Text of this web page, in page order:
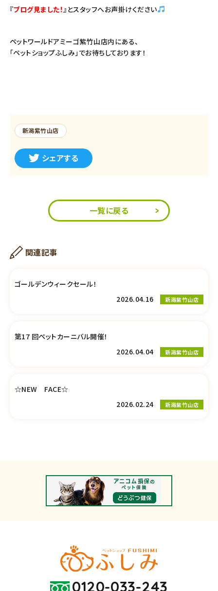
『ブログ見ました！』とスタッフへお声掛けください
ペットワールドアミーゴ紫竹山店内にある、
「ペットショップふしみ」でお待ちしております！
新潟紫竹山店
シェアする
一覧に戻る
関連記事
ゴールデンウィークセール！
2026.04.16
新潟紫竹山店
第17 回ペットカーニバル開催！
2026.04.04
新潟紫竹山店
☆NEW FACE☆
2026.02.24
新潟紫竹山店
0120-033-243